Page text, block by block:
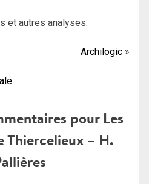
et autres analyses.
Archilogic
pour Les
Thiercelieux – H.